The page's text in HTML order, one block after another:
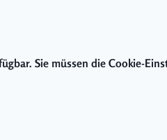
Sie müssen die Cookie-